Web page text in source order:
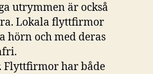
utrymmen är också
Lokala flyttfirmor
hörn och med deras
Flyttfirmor har både